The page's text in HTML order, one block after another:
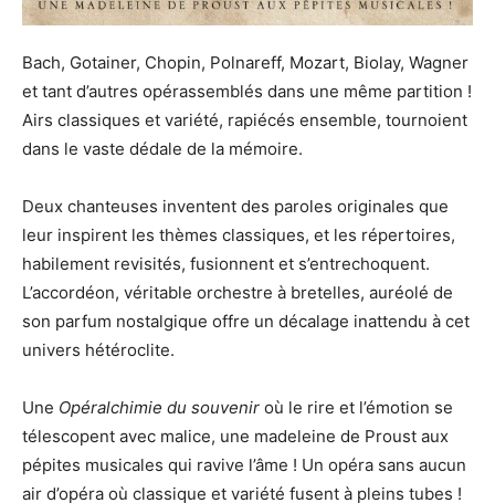
Bach, Gotainer, Chopin, Polnareff, Mozart, Biolay, Wagner
et tant d’autres opérassemblés dans une même partition !
Airs classiques et variété, rapiécés ensemble, tournoient
dans le vaste dédale de la mémoire.
Deux chanteuses inventent des paroles originales que
leur inspirent les thèmes classiques, et les répertoires,
habilement revisités, fusionnent et s’entrechoquent.
L’accordéon, véritable orchestre à bretelles, auréolé de
son parfum nostalgique offre un décalage inattendu à cet
univers hétéroclite.
Une Opéralchimie du souvenir où le rire et l’émotion se
télescopent avec malice, une madeleine de Proust aux
pépites musicales qui ravive l’âme ! Un opéra sans aucun
air d’opéra où classique et variété fusent à pleins tubes !